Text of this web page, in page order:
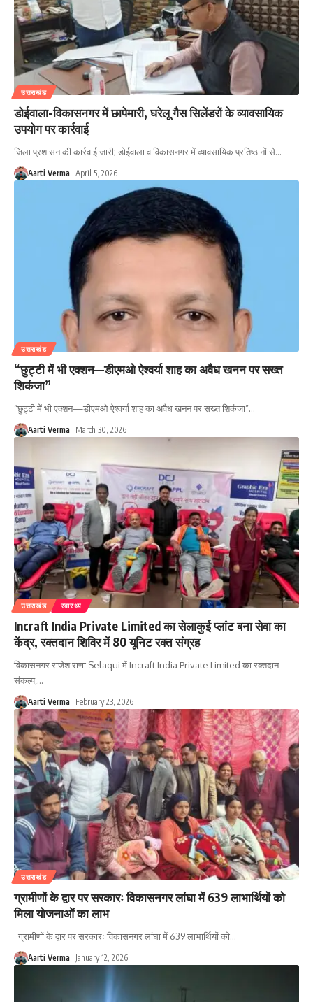
उत्तराखंड
डोईवाला-विकासनगर में छापेमारी, घरेलू गैस सिलेंडरों के व्यावसायिक
उपयोग पर कार्रवाई
जिला प्रशासन की कार्रवाई जारी; डोईवाला व विकासनगर में व्यावसायिक प्रतिष्ठानों से…
Aarti Verma April 5, 2026
उत्तराखंड
“छुट्टी में भी एक्शन—डीएमओ ऐश्वर्या शाह का अवैध खनन पर सख्त
शिकंजा”
“छुट्टी में भी एक्शन—डीएमओ ऐश्वर्या शाह का अवैध खनन पर सख्त शिकंजा”…
Aarti Verma March 30, 2026
उत्तराखंड स्वास्थ्य
Incraft India Private Limited का सेलाकुई प्लांट बना सेवा का
केंद्र, रक्तदान शिविर में 80 यूनिट रक्त संग्रह
विकासनगर राजेश राणा Selaqui में Incraft India Private Limited का रक्तदान
संकल्प,…
Aarti Verma February 23, 2026
उत्तराखंड
ग्रामीणों के द्वार पर सरकारः विकासनगर लांघा में 639 लाभार्थियों को
मिला योजनाओं का लाभ
ग्रामीणों के द्वार पर सरकारः विकासनगर लांघा में 639 लाभार्थियों को…
Aarti Verma January 12, 2026